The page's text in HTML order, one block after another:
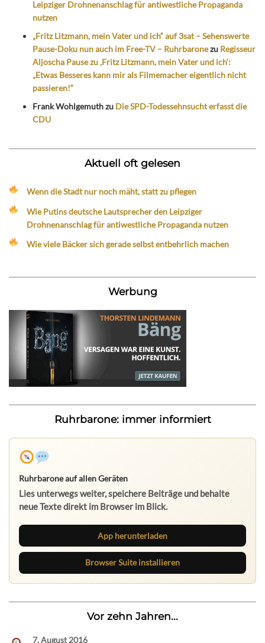
Leipziger Drohnenanschlag für antiwestliche Propaganda
nutzen
„Fritz Litzmann, mein Vater und ich“ auf 3sat – Sehenswerte
Pause-Doku nun auch im Free-TV – Ruhrbaronezu Regisseur
Aljoscha Pause zu ‚Fritz Litzmann, mein Vater und ich‘:
„Etwas Besseres kann mir als Filmemacher eigentlich nicht
passieren!“
Frank Wohlgemuthzu Die SPD-Todessehnsucht erfasst die
CDU
Aktuell oft gelesen
Wenn die Stadt nur noch mäht, statt zu pflegen
Wie Putins deutsche Lautsprecher den Leipziger
Drohnenanschlag für antiwestliche Propaganda nutzen
Wie viele Bäcker sich gerade selbst entbehrlich machen
Werbung
Ruhrbarone: immer informiert
Ruhrbarone auf allen Geräten
Lies unterwegs weiter, speichere Beiträge und behalte
neue Texte direkt im Browser im Blick.
App herunterladen
Browser Suite installieren
Vor zehn Jahren...
7. August 2016